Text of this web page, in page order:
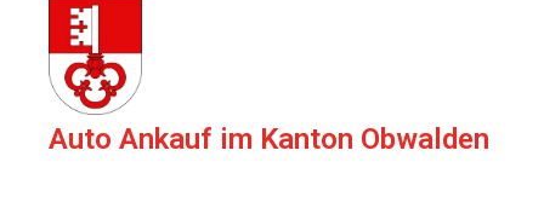
Auto Ankauf im Kanton Obwalden